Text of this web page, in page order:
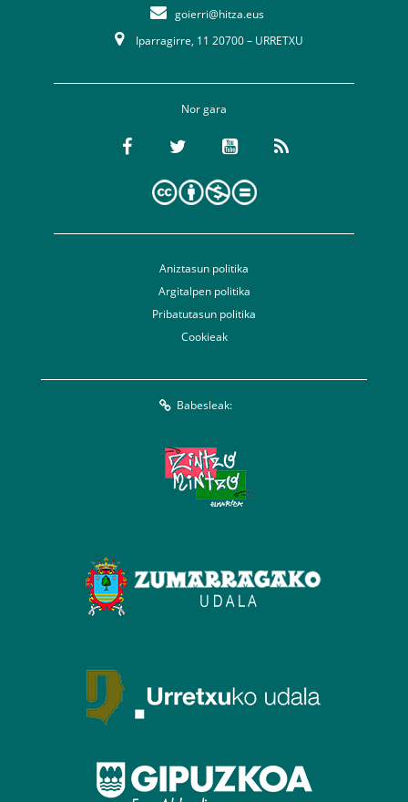
goierri@hitza.eus
Iparragirre, 11 20700 – URRETXU
Nor gara
Aniztasun politika
Argitalpen politika
Pribatutasun politika
Cookieak
Babesleak: